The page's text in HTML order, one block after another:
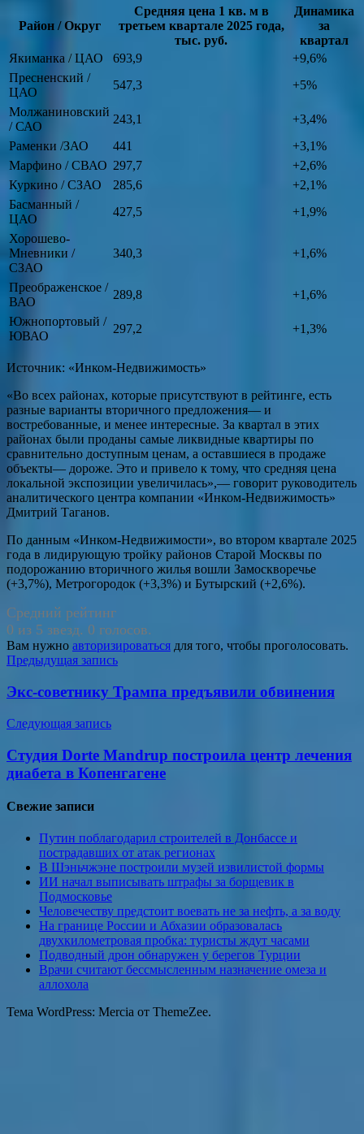
Район / Округ
Средняя цена 1 кв. м в
третьем квартале 2025 года,
тыс. руб.
Динамика
за
квартал
Якиманка / ЦАО
693,9
+9,6%
Пресненский /
ЦАО
547,3
+5%
Молжаниновский
/ САО
243,1
+3,4%
Раменки /ЗАО
441
+3,1%
Марфино / СВАО 297,7
+2,6%
Куркино / СЗАО
285,6
+2,1%
Басманный /
ЦАО
427,5
+1,9%
Хорошево-
Мневники /
СЗАО
340,3 +1,6%
Преображенское /
ВАО
289,8
+1,6%
Южнопортовый /
ЮВАО
297,2 +1,3%
Источник: «Инком-Недвижимость»
«Во всех районах, которые присутствуют в рейтинге, есть
разные варианты вторичного предложения— и
востребованные, и менее интересные. За квартал в этих
районах были проданы самые ликвидные квартиры по
сравнительно доступным ценам, а оставшиеся в продаже
объекты— дороже. Это и привело к тому, что средняя цена
локальной экспозиции увеличилась»,— говорит руководитель
аналитического центра компании «Инком-Недвижимость»
Дмитрий Таганов.
По данным «Инком-Недвижимости», во втором квартале 2025
года в лидирующую тройку районов Старой Москвы по
подорожанию вторичного жилья вошли Замоскворечье
(+3,7%), Метрогородок (+3,3%) и Бутырский (+2,6%).
Средний рейтинг
0 из 5 звезд. 0 голосов.
Вам нужно авторизироваться для того, чтобы проголосовать.
Навигация
по
Предыдущая запись
Экс-советнику Трампа предъявили обвинения
Следующая запись
Студия Dorte Mandrup построила центр лечения
диабета в Копенгагене
Свежие записи
Путин поблагодарил строителей в Донбассе и
пострадавших от атак регионах
В Шэньчжэне построили музей извилистой формы
ИИ начал выписывать штрафы за борщевик в
Подмосковье
Человечеству предстоит воевать не за нефть, а за воду
На границе России и Абхазии образовалась
двухкилометровая пробка: туристы ждут часами
Подводный дрон обнаружен у берегов Турции
Врачи считают бессмысленным назначение омеза и
аллохола
Тема WordPress: Mercia от ThemeZee.